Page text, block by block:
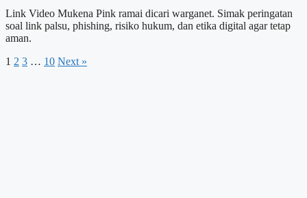
Link Video Mukena Pink ramai dicari warganet. Simak peringatan
soal link palsu, phishing, risiko hukum, dan etika digital agar tetap
aman.
1 2 3 … 10 Next »